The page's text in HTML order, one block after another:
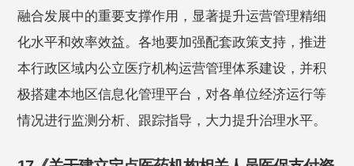
融合发展中的重要支撑作用，显著提升运营管理精细
化水平和效率效益。各地要加强配套政策支持，推进
本行政区域内公立医疗机构运营管理体系建设，并积
极搭建本地区信息化管理平台，对各单位经济运行等
情况进行监测分析、跟踪指导，大力提升治理水平。